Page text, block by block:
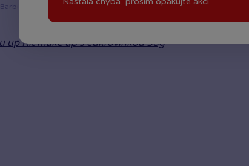
Barbie Maku up Kit make up s cukrovinkou 30g